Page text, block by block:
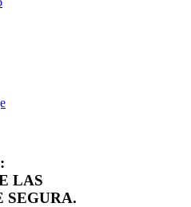
LAS
SEGURA.